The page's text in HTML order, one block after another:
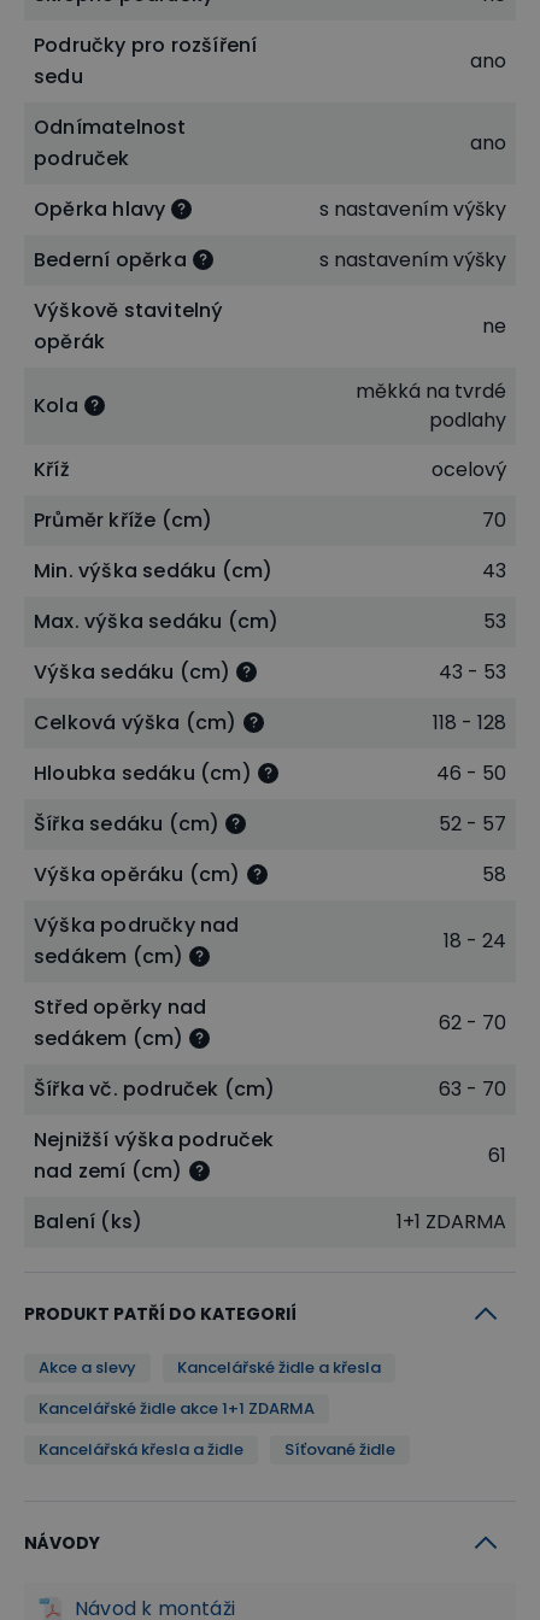
Správné držení těla díky permanentnímu
kontaktu opěráku s vašimi zády
Součástí této kancelářské židle je mechanika
typupermanentní kontakt
zajišťuje základní podmínky pro Vaše zdravé sezení
při práci či studiu. Libovolně si díky ní můžete
nastavit správný sklon Vašeho opěradla, což
vašich zad.
Loketní opěrky s nastavením výšky a šířky
můžete nastavit nejen výškově nahoru či dolů, ale i
vodorovně blíže či dále od Vašeho těla. Područky si
tak pohodlně nastavíte přesně tak, aby vyhovovaly
nejen Vaší stavbě těla, ale i výšce stolu, u kterého
pracujete. Nejen, že práce s myší a klávesnicí bude
pro Vás pohodlnější, ale uleví se i vašim ramenům,
šíji a loketním kloubům.
zajišťuje
při sezení. Opěrák židle
Područky pro rozšíření
sedu
ano
Odnímatelnost
područek
ano
Opěrka hlavy
s nastavením výšky
Bederní opěrka
s nastavením výšky
Výškově stavitelný
opěrák
ne
Kola
měkká na tvrdé
podlahy
Kříž
ocelový
Průměr kříže (cm)
70
Min. výška sedáku (cm)
43
Max. výška sedáku (cm)
53
Výška sedáku (cm)
43 - 53
Celková výška (cm)
118 - 128
Hloubka sedáku (cm)
46 - 50
Šířka sedáku (cm)
52 - 57
Výška opěráku (cm)
58
Výška područky nad
sedákem (cm)
18 - 24
Střed opěrky nad
sedákem (cm)
62 - 70
Šířka vč. područek (cm)
63 - 70
Nejnižší výška područek
nad zemí (cm)
61
Balení (ks) 1+1 ZDARMA
PRODUKT PATŘÍ DO KATEGORIÍ
Akce a slevy
Kancelářské židle a křesla
Kancelářské židle akce 1+1 ZDARMA
Kancelářská křesla a židle
Síťované židle
NÁVODY
Návod k montáži